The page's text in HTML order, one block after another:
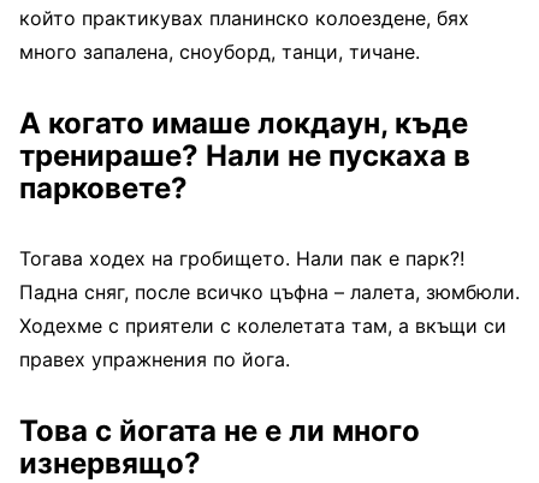
който практикувах планинско колоездене, бях
много запалена, сноуборд, танци, тичане.
А когато имаше локдаун, къде
тренираше? Нали не пускаха в
парковете?
Тогава ходех на гробището. Нали пак е парк?!
Падна сняг, после всичко цъфна – лалета, зюмбюли.
Ходехме с приятели с колелетата там, а вкъщи си
правех упражнения по йога.
Това с йогата не е ли много
изнервящо?